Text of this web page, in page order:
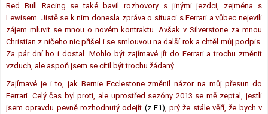
Red Bull Racing se také bavil rozhovory s jinými jezdci, zejména s
Lewisem. Jistě se k nim donesla zpráva o situaci s Ferrari a vůbec nejevili
zájem mluvit se mnou o novém kontraktu. Avšak v Silverstone za mnou
Christian z ničeho nic přišel i se smlouvou na další rok a chtěl můj podpis.
Za pár dní ho i dostal. Mohlo být zajímavé jít do Ferrari a trochu změnit
vzduch, ale aspoň jsem se cítil být trochu žádaný.
Zajímavé je i to, jak Bernie Ecclestone změnil názor na můj přesun do
Ferrari. Celý čas byl proti, ale uprostřed sezóny 2013 se mě zeptal, jestli
jsem opravdu pevně rozhodnutý odejít (z F1) , prý že stále věří, že bych v